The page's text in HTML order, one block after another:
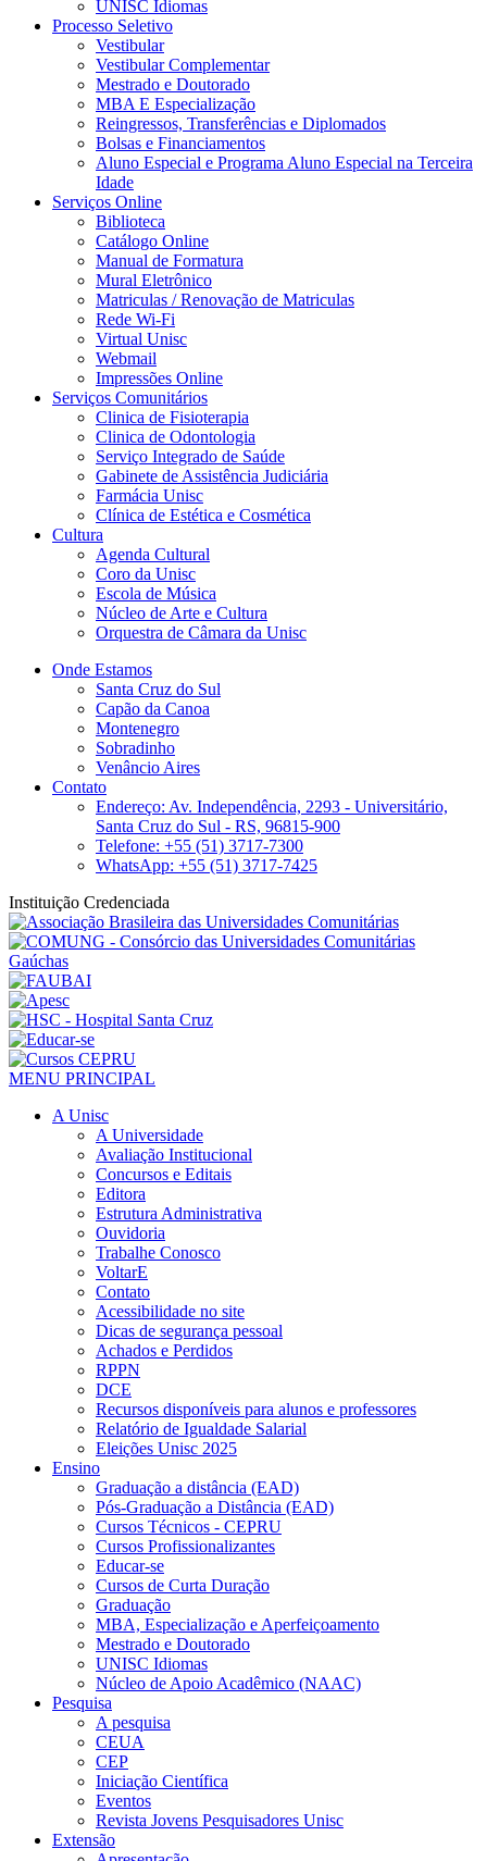
UNISC Idiomas
Processo Seletivo
Vestibular
Vestibular Complementar
Mestrado e Doutorado
MBA E Especialização
Reingressos, Transferências e Diplomados
Bolsas e Financiamentos
Aluno Especial e Programa Aluno Especial na Terceira
Idade
Serviços Online
Biblioteca
Catálogo Online
Manual de Formatura
Mural Eletrônico
Matriculas / Renovação de Matriculas
Rede Wi-Fi
Virtual Unisc
Webmail
Impressões Online
Serviços Comunitários
Clinica de Fisioterapia
Clinica de Odontologia
Serviço Integrado de Saúde
Gabinete de Assistência Judiciária
Farmácia Unisc
Clínica de Estética e Cosmética
Cultura
Agenda Cultural
Coro da Unisc
Escola de Música
Núcleo de Arte e Cultura
Orquestra de Câmara da Unisc
Onde Estamos
Santa Cruz do Sul
Capão da Canoa
Montenegro
Sobradinho
Venâncio Aires
Contato
Endereço: Av. Independência, 2293 - Universitário,
Santa Cruz do Sul - RS, 96815-900
Telefone: +55 (51) 3717-7300
WhatsApp: +55 (51) 3717-7425
Instituição Credenciada
MENU PRINCIPAL
A Unisc
A Universidade
Avaliação Institucional
Concursos e Editais
Editora
Estrutura Administrativa
Ouvidoria
Trabalhe Conosco
VoltarE
Contato
Acessibilidade no site
Dicas de segurança pessoal
Achados e Perdidos
RPPN
DCE
Recursos disponíveis para alunos e professores
Relatório de Igualdade Salarial
Eleições Unisc 2025
Ensino
Graduação a distância (EAD)
Pós-Graduação a Distância (EAD)
Cursos Técnicos - CEPRU
Cursos Profissionalizantes
Educar-se
Cursos de Curta Duração
Graduação
MBA, Especialização e Aperfeiçoamento
Mestrado e Doutorado
UNISC Idiomas
Núcleo de Apoio Acadêmico (NAAC)
Pesquisa
A pesquisa
CEUA
CEP
Iniciação Científica
Eventos
Revista Jovens Pesquisadores Unisc
Extensão